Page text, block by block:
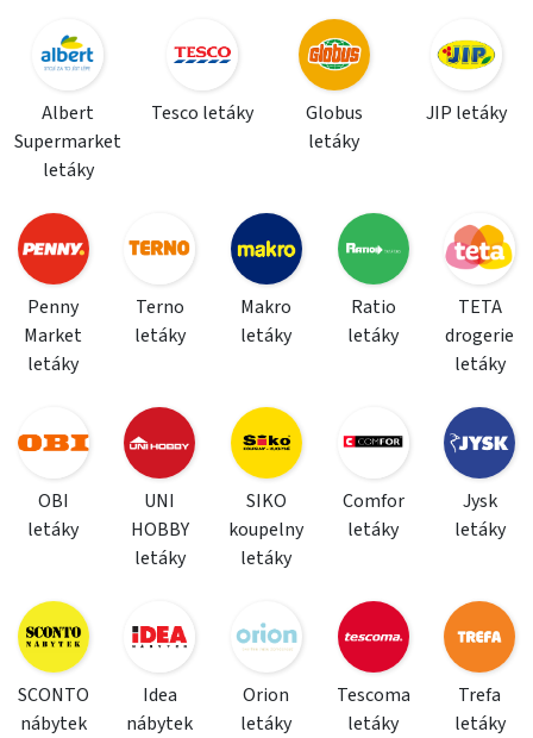
Albert
Supermarket
letáky
Tesco letáky
Globus
letáky
JIP letáky
Penny
Market
letáky
Terno
letáky
Makro
letáky
Ratio
letáky
TETA
drogerie
letáky
OBI
letáky
UNI
HOBBY
letáky
SIKO
koupelny
letáky
Comfor
letáky
Jysk
letáky
SCONTO
nábytek
Idea
nábytek
Orion
letáky
Tescoma
letáky
Trefa
letáky